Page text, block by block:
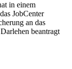
in einem
JobCenter
an das
beantragt